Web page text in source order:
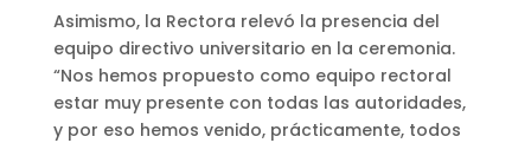
Asimismo, la Rectora relevó la presencia del
equipo directivo universitario en la ceremonia.
“Nos hemos propuesto como equipo rectoral
estar muy presente con todas las autoridades,
y por eso hemos venido, prácticamente, todos